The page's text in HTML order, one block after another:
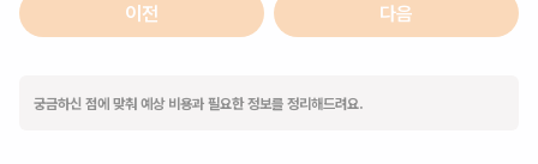
이전 다음
궁금하신 점에 맞춰 예상 비용과 필요한 정보를 정리해드려요.